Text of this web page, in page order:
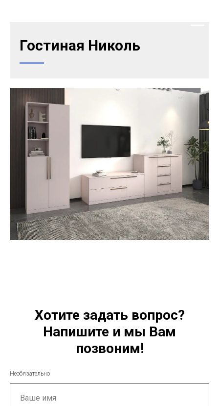
Гостиная Николь
Хотите задать вопрос?
Напишите и мы Вам
позвоним!
Необязательно